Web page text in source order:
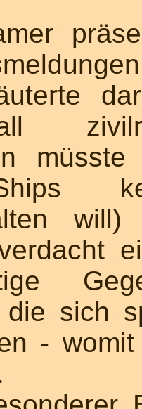
Ships
die sich
-